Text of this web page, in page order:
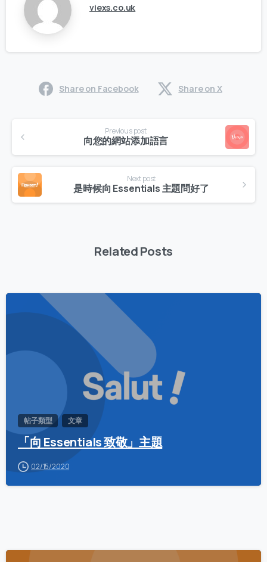
viexs.co.uk
Share on Facebook Share on X
Reading
Previous post
向您的網站添加語言
Next post
是時候向 Essentials 主題問好了
Related Posts
帖子類型 文章
「向 Essentials 致敬」主題
02/15/2020